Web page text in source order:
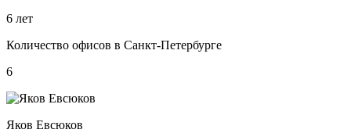
6 лет
Количество офисов в Санкт-Петербурге
6
Яков Евсюков